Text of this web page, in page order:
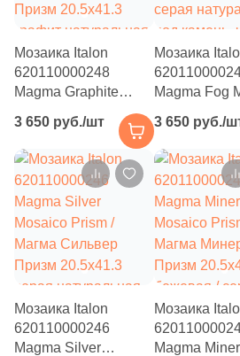
Мозаика Italon
620110000248
Magma Graphite
Магма Графит
Призм 20.5x41.3
графит натуральная
под камень, чип
пятиугольный
3 650 руб./шт
Мозаика
Magma Fog
Prism /
Призм
серая
под камень,
3 650 руб./
Мозаика Italon
620110000246
Magma Silver
Мозаика
Magma